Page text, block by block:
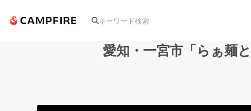
愛知・一宮市「らぁ麺